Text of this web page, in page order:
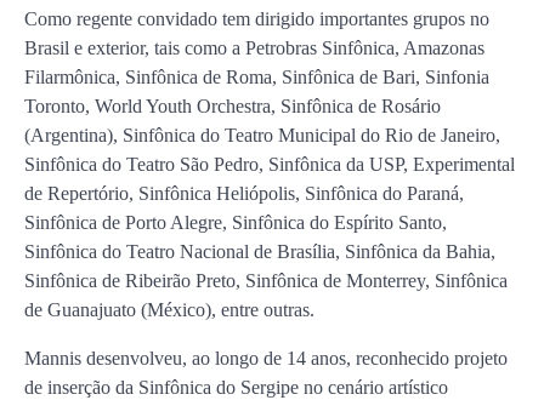
Como regente convidado tem dirigido importantes grupos no
Brasil e exterior, tais como a Petrobras Sinfônica, Amazonas
Filarmônica, Sinfônica de Roma, Sinfônica de Bari, Sinfonia
Toronto, World Youth Orchestra, Sinfônica de Rosário
(Argentina), Sinfônica do Teatro Municipal do Rio de Janeiro,
Sinfônica do Teatro São Pedro, Sinfônica da USP, Experimental
de Repertório, Sinfônica Heliópolis, Sinfônica do Paraná,
Sinfônica de Porto Alegre, Sinfônica do Espírito Santo,
Sinfônica do Teatro Nacional de Brasília, Sinfônica da Bahia,
Sinfônica de Ribeirão Preto, Sinfônica de Monterrey, Sinfônica
de Guanajuato (México), entre outras.
Mannis desenvolveu, ao longo de 14 anos, reconhecido projeto
de inserção da Sinfônica do Sergipe no cenário artístico